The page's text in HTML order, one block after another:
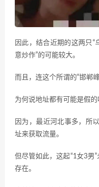
因此，结合近期的这两只“
意炒作”的可能较大。
而且，连这个所谓的“邯郸
为何说地址都有可能是假的
因为，最近河北事多，所
址来获取流量。
但尽管如此，这起“1女3男
存在。